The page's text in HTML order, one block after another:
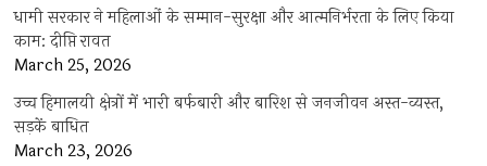
धामी सरकार ने महिलाओं के सम्मान-सुरक्षा और आत्मनिर्भरता के लिए किया
काम: दीप्ति रावत
March 25, 2026
उच्च हिमालयी क्षेत्रों में भारी बर्फबारी और बारिश से जनजीवन अस्त-व्यस्त,
सड़कें बाधित
March 23, 2026